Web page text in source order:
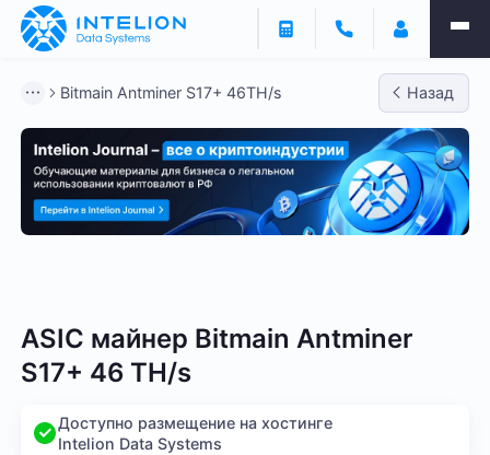
Bitmain Antminer S17+ 46TH/s Назад
ASIC майнер Bitmain Antminer
S17+ 46 TH/s
Доступно размещение на хостинге
Intelion Data Systems